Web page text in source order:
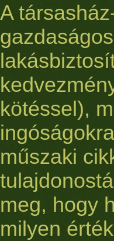
A
kötéssel),
műszaki
meg, hogy
milyen